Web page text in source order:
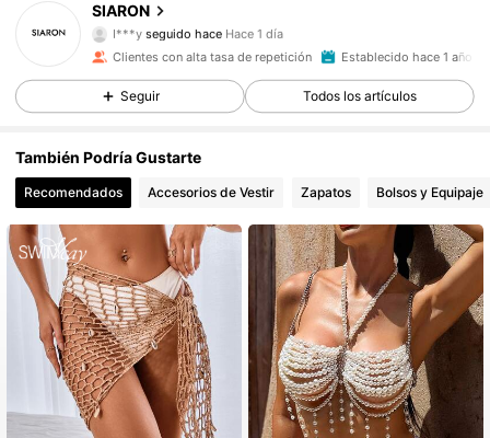
SIARON
I***yseguido hace
4,85
5.5K Seguidores
4,85 5.5K Seguidores
4,85 5.5K Seguidores
4,85 5.5K Seguidores
4,85 5.5K Seguidores
4,85 5.5K Seguidores
5.5K Seguidores
Clientes con alta tasa de repetición Establecido hace 1 año
Seguir Todos los artículos
También Podría Gustarte
Recomendados Accesorios de Vestir Zapatos Bolsos y Equipaje